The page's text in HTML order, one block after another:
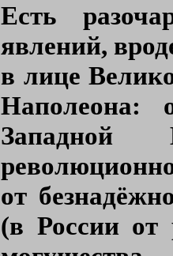
Есть
явлений,
в лице
Наполеона:
Западной
от
(в России от